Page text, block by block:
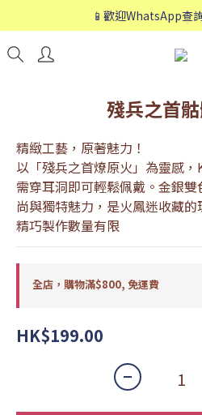
📱歡迎WhatsApp查
📱歡迎WhatsApp查
❤️會員專享：🛍購物滿
殘兵之首
精緻工藝，原著魅力！
以「殘兵之首燎原火」為靈感，
需穿耳洞即可輕鬆佩戴。金銀
尚與獨特魅力，是火鳳迷收藏的
精巧製作數量有限
全店，購物滿$800, 免運費
HK$199.00